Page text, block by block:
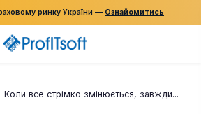
ринку України — Ознайомитись
Коли все стрімко змінюється, завжди...